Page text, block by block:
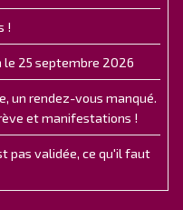
!
le 25 septembre 2026
un rendez-vous manqué.
et manifestations !
pas validée, ce qu'il faut